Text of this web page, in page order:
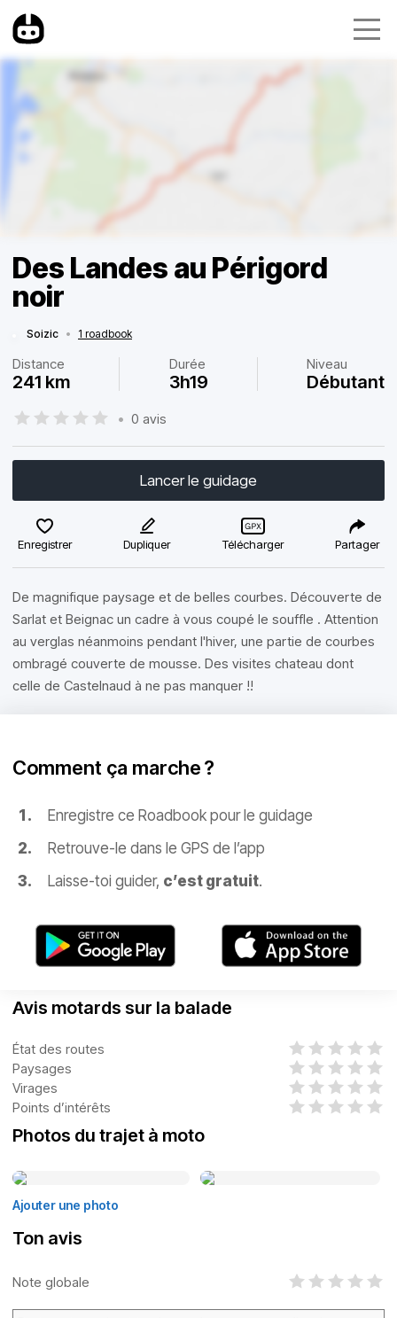
Des Landes au Périgord
noir
Soizic • 1 roadbook
Distance
241 km
Durée
3h19
Niveau
Débutant
• 0 avis
Lancer le guidage
Enregistrer Dupliquer Télécharger Partager
De magnifique paysage et de belles courbes. Découverte de
Sarlat et Beignac un cadre à vous coupé le souffle . Attention
au verglas néanmoins pendant l'hiver, une partie de courbes
ombragé couverte de mousse. Des visites chateau dont
celle de Castelnaud à ne pas manquer !!
Comment ça marche ?
Enregistre ce Roadbook pour le guidage
Retrouve-le dans le GPS de l’app
Laisse-toi guider, c’est gratuit.
Avis motards sur la balade
État des routes
Paysages
Virages
Points d’intérêts
Photos du trajet à moto
Ajouter une photo
Ton avis
Note globale